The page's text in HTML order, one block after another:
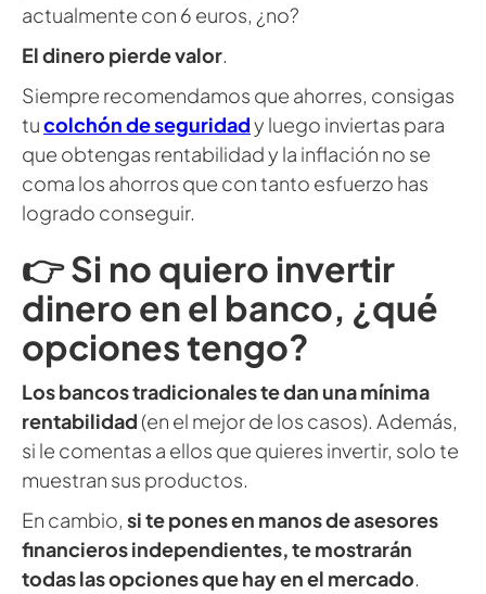
actualmente con 6 euros, ¿no?
El dinero pierde valor
Siempre recomendamos que ahorres, consigas
tucolchón de seguridady luego inviertas para
que obtengas rentabilidad y la inflación no se
coma los ahorros que con tanto esfuerzo has
logrado conseguir.
👉 Si no quiero invertir
dinero en el banco, ¿qué
opciones tengo?
Los bancos tradicionales te dan una mínima
rentabilidad (en el mejor de los casos). Además,
si le comentas a ellos que quieres invertir, solo te
muestran sus productos.
En cambio, si te pones en manos de asesores
financieros independientes, te mostrarán
todas las opciones que hay en el mercado